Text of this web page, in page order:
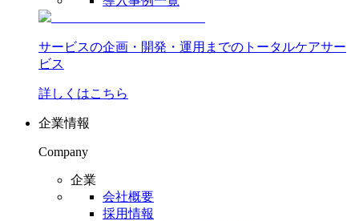
サービスの企画・開発・運用までのトータルケアサー
ビス
詳しくはこちら
企業情報
Company
企業
会社概要
採用情報